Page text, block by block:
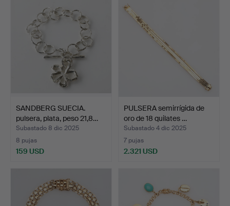
SANDBERG SUECIA.
pulsera, plata, peso 21,8…
Subastado 8 dic 2025
8 pujas
159 USD
PULSERA semirrígida de
oro de 18 quilates …
Subastado 4 dic 2025
7 pujas
2.321 USD